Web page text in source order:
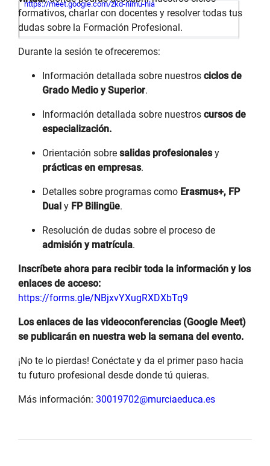
https://meet.google.com/zkd-nimu-hia
formativos, charlar con docentes y resolver todas tus
dudas sobre la Formación Profesional.
Durante la sesión te ofreceremos:
Información detallada sobre nuestros ciclos de
Grado Medio y Superior.
Información detallada sobre nuestros cursos de
especialización.
Orientación sobre salidas profesionalesy
prácticas en empresas.
Detalles sobre programas como Erasmus+, FP
Dual y FP Bilingüe.
Resolución de dudas sobre el proceso de
admisión y matrícula.
Inscríbete ahora para recibir toda la información y los
enlaces de acceso:
https://forms.gle/NBjxvYXugRXDXbTq9
Los enlaces de las videoconferencias (Google Meet)
se publicarán en nuestra web la semana del evento.
¡No te lo pierdas! Conéctate y da el primer paso hacia
tu futuro profesional desde donde tú quieras.
Más información: 30019702@murciaeduca.es